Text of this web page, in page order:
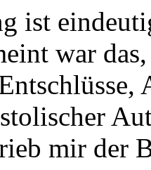
ist
war
mir der